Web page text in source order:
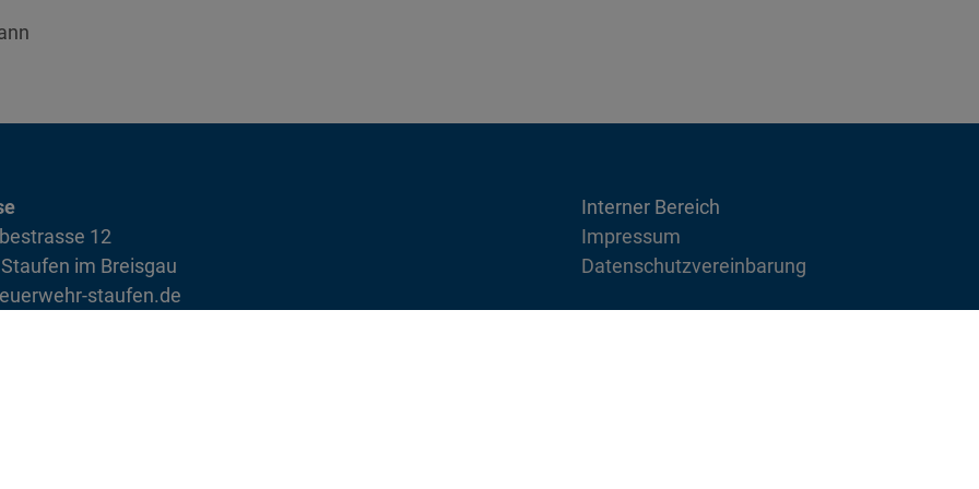
12
im Breisgau
staufen.de
Interner Bereich
Impressum
Datenschutzvereinbarung